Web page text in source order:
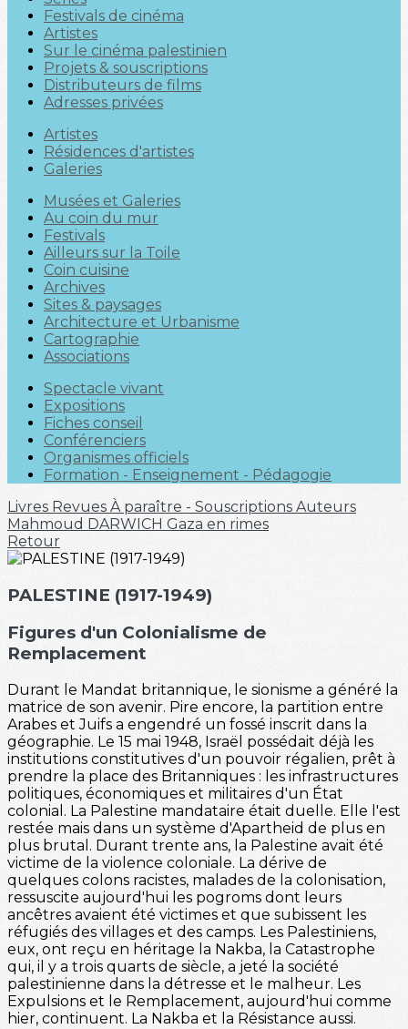
Festivals de cinéma
Artistes
Sur le cinéma palestinien
Projets & souscriptions
Distributeurs de films
Adresses privées
Artistes
Résidences d'artistes
Galeries
Musées et Galeries
Au coin du mur
Festivals
Ailleurs sur la Toile
Coin cuisine
Archives
Sites & paysages
Architecture et Urbanisme
Cartographie
Associations
Spectacle vivant
Expositions
Fiches conseil
Conférenciers
Organismes officiels
Formation - Enseignement - Pédagogie
Livres Revues À paraître - Souscriptions Auteurs
Mahmoud DARWICH Gaza en rimes
Retour
PALESTINE (1917-1949)
Figures d'un Colonialisme de
Remplacement
Durant le Mandat britannique, le sionisme a généré la
matrice de son avenir. Pire encore, la partition entre
Arabes et Juifs a engendré un fossé inscrit dans la
géographie. Le 15 mai 1948, Israël possédait déjà les
institutions constitutives d'un pouvoir régalien, prêt à
prendre la place des Britanniques : les infrastructures
politiques, économiques et militaires d'un État
colonial. La Palestine mandataire était duelle. Elle l'est
restée mais dans un système d'Apartheid de plus en
plus brutal. Durant trente ans, la Palestine avait été
victime de la violence coloniale. La dérive de
quelques colons racistes, malades de la colonisation,
ressuscite aujourd'hui les pogroms dont leurs
ancêtres avaient été victimes et que subissent les
réfugiés des villages et des camps. Les Palestiniens,
eux, ont reçu en héritage la Nakba, la Catastrophe
qui, il y a trois quarts de siècle, a jeté la société
palestinienne dans la détresse et le malheur. Les
Expulsions et le Remplacement, aujourd'hui comme
hier, continuent. La Nakba et la Résistance aussi.